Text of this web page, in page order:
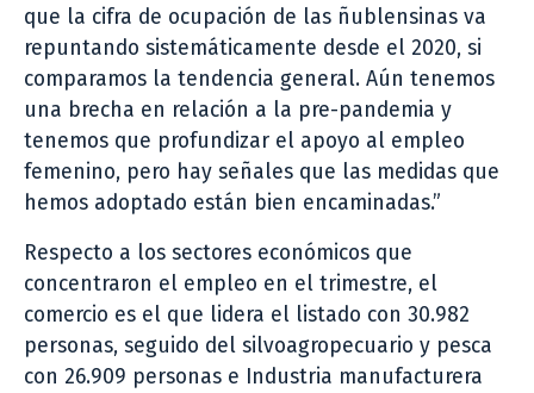
que la cifra de ocupación de las ñublensinas va
repuntando sistemáticamente desde el 2020, si
comparamos la tendencia general. Aún tenemos
una brecha en relación a la pre-pandemia y
tenemos que profundizar el apoyo al empleo
femenino, pero hay señales que las medidas que
hemos adoptado están bien encaminadas.”
Respecto a los sectores económicos que
concentraron el empleo en el trimestre, el
comercio es el que lidera el listado con 30.982
personas, seguido del silvoagropecuario y pesca
con 26.909 personas e Industria manufacturera